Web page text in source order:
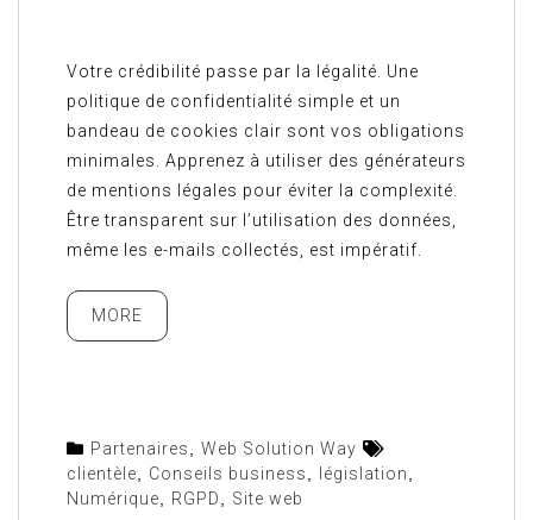
Votre crédibilité passe par la légalité. Une
politique de confidentialité simple et un
bandeau de cookies clair sont vos obligations
minimales. Apprenez à utiliser des générateurs
de mentions légales pour éviter la complexité.
Être transparent sur l’utilisation des données,
même les e-mails collectés, est impératif.
MORE
Partenaires
Web Solution Way
clientèle
Conseils business législation
Numérique
RGPD Site web